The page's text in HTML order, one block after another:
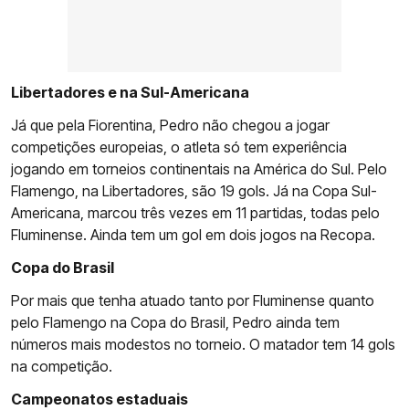
Libertadores e na Sul-Americana
Já que pela Fiorentina, Pedro não chegou a jogar
competições europeias, o atleta só tem experiência
jogando em torneios continentais na América do Sul. Pelo
Flamengo, na Libertadores, são 19 gols. Já na Copa Sul-
Americana, marcou três vezes em 11 partidas, todas pelo
Fluminense. Ainda tem um gol em dois jogos na Recopa.
Copa do Brasil
Por mais que tenha atuado tanto por Fluminense quanto
pelo Flamengo na Copa do Brasil, Pedro ainda tem
números mais modestos no torneio. O matador tem 14 gols
na competição.
Campeonatos estaduais